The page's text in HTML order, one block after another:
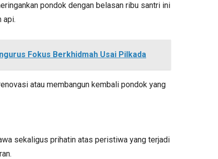
pondok dengan belasan ribu santri ini
api.
Fokus Berkhidmah Usai Pilkada
atau membangun kembali pondok yang
sekaligus prihatin atas peristiwa yang terjadi